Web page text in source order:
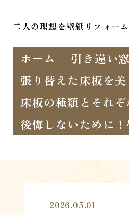
二人の理想を壁紙リフォー
ホーム 引き違い
張り替えた床板を
床板の種類とそれ
後悔しないために
2026.05.01